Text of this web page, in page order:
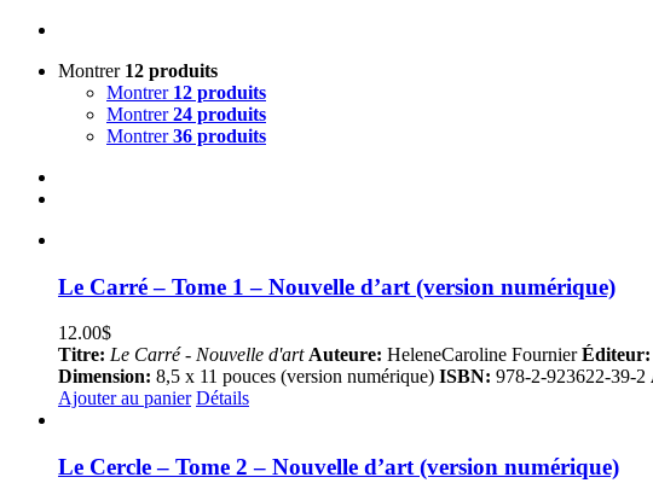
Montrer 12 produits
Montrer 12 produits
Montrer24 produits
Montrer36 produits
Le Carré – Tome 1 – Nouvelle d’art (version numérique)
12.00$
Titre: Le Carré - Nouvelle d'art Auteure: HeleneCaroline FournierÉditeur:
Dimension: 8,5 x 11 pouces (version numérique) ISBN: 978-2-923622-39-2
Ajouter au panier Détails
Le Cercle – Tome 2 – Nouvelle d’art (version numérique)